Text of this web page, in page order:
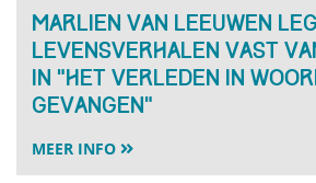
Marlien van Leeuwen
levensverhalen vast
in “Het verleden in
gevangen”
MEER INFO